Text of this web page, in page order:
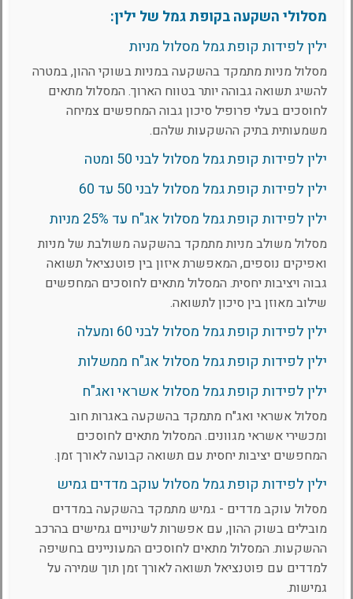
מסלולי השקעה בקופת גמל של ילין:
ילין לפידות קופת גמל מסלול מניות
מסלול מניות מתמקד בהשקעה במניות בשוקי ההון, במטרה
להשיג תשואה גבוהה יותר בטווח הארוך. המסלול מתאים
לחוסכים בעלי פרופיל סיכון גבוה המחפשים צמיחה
משמעותית בתיק ההשקעות שלהם.
ילין לפידות קופת גמל מסלול לבני 50 ומטה
ילין לפידות קופת גמל מסלול לבני 50 עד 60
ילין לפידות קופת גמל מסלול אג"ח עד 25% מניות
מסלול משולב מניות מתמקד בהשקעה משולבת של מניות
ואפיקים נוספים, המאפשרת איזון בין פוטנציאל תשואה
גבוה ויציבות יחסית. המסלול מתאים לחוסכים המחפשים
שילוב מאוזן בין סיכון לתשואה.
ילין לפידות קופת גמל מסלול לבני 60 ומעלה
ילין לפידות קופת גמל מסלול אג"ח ממשלות
ילין לפידות קופת גמל מסלול אשראי ואג"ח
מסלול אשראי ואג"ח מתמקד בהשקעה באגרות חוב
ומכשירי אשראי מגוונים. המסלול מתאים לחוסכים
המחפשים יציבות יחסית עם תשואה קבועה לאורך זמן.
ילין לפידות קופת גמל מסלול עוקב מדדים גמיש
מסלול עוקב מדדים - גמיש מתמקד בהשקעה במדדים
מובילים בשוק ההון, עם אפשרות לשינויים גמישים בהרכב
ההשקעות. המסלול מתאים לחוסכים המעוניינים בחשיפה
למדדים עם פוטנציאל תשואה לאורך זמן תוך שמירה על
גמישות.